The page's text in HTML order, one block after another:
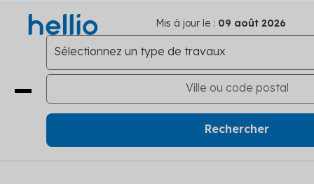
Mis à jour le : 09 août 2026